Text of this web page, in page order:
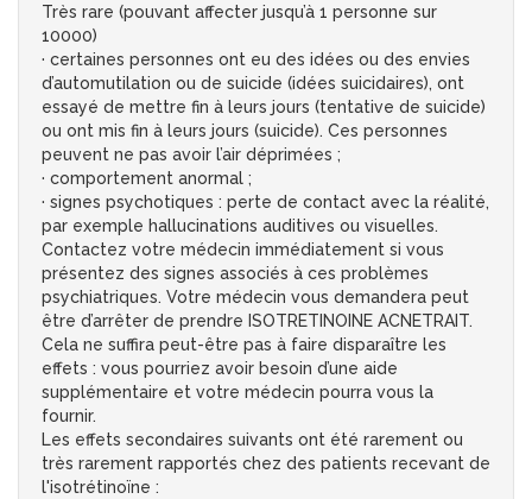
Très rare (pouvant affecter jusqu’à 1 personne sur
10000)
· certaines personnes ont eu des idées ou des envies
d’automutilation ou de suicide (idées suicidaires), ont
essayé de mettre fin à leurs jours (tentative de suicide)
ou ont mis fin à leurs jours (suicide). Ces personnes
peuvent ne pas avoir l’air déprimées ;
· comportement anormal ;
· signes psychotiques : perte de contact avec la réalité,
par exemple hallucinations auditives ou visuelles.
Contactez votre médecin immédiatement si vous
présentez des signes associés à ces problèmes
psychiatriques. Votre médecin vous demandera peut
être d’arrêter de prendre ISOTRETINOINE ACNETRAIT.
Cela ne suffira peut-être pas à faire disparaître les
effets : vous pourriez avoir besoin d’une aide
supplémentaire et votre médecin pourra vous la
fournir.
Les effets secondaires suivants ont été rarement ou
très rarement rapportés chez des patients recevant de
l'isotrétinoïne :